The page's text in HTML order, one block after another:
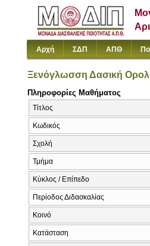
Αρχή ΣΔΠ ΑΠΘ
Ξενόγλωσση Δασική
Πληροφορίες Μαθήματος
Τίτλος
Κωδικός
Σχολή
Τμήμα
Κύκλος / Επίπεδο
Περίοδος Διδασκαλίας
Κοινό
Κατάσταση